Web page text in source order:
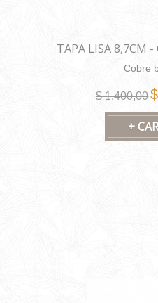
TAPA LISA 8,7CM -
Cobre
$ 1.400,00